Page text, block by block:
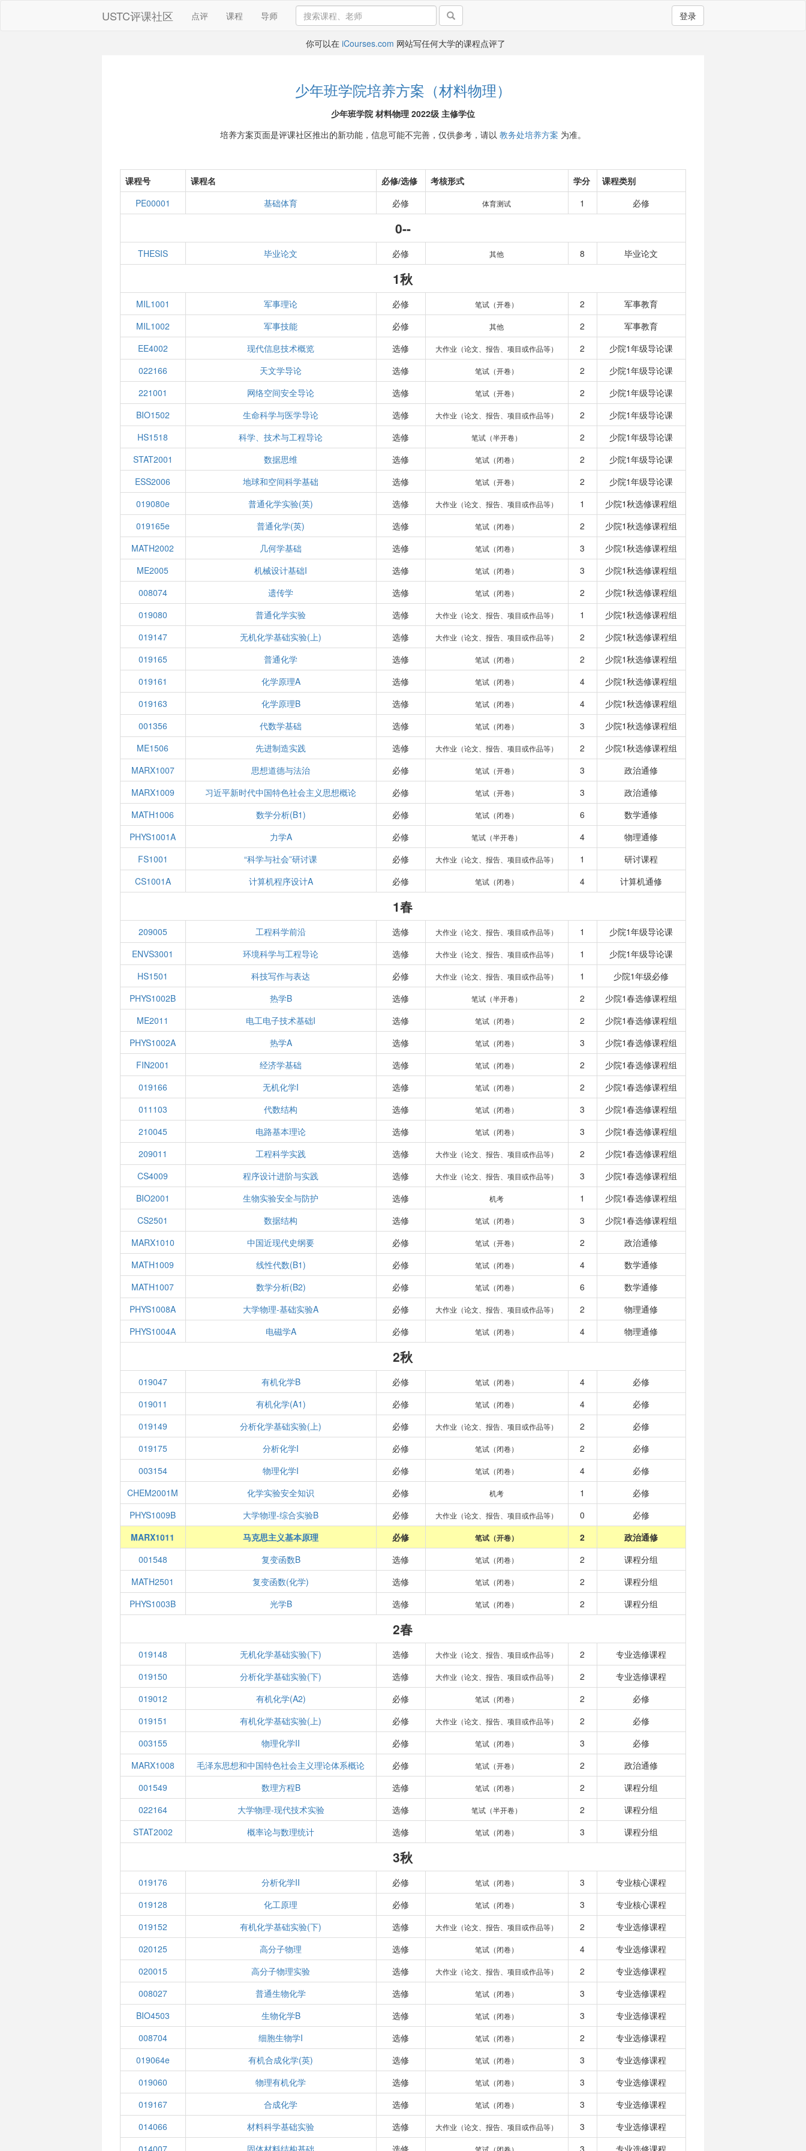
USTC评课社区 点评 课程 导师 登录
你可以在 iCourses.com 网站写任何大学的课程点评了
少年班学院培养方案（材料物理）
少年班学院 材料物理 2022级 主修学位
培养方案页面是评课社区推出的新功能，信息可能不完善，仅供参考，请以 教务处培养方案 为准。
课程号 课程名 必修/选修 考核形式 学分
课程类别
PE00001
基础体育 必修 体育测试 1 必修
0--
THESIS 毕业论文 必修 其他 8 毕业论文
1秋
MIL1001 军事理论 必修 笔试（开卷） 2
军事教育
MIL1002
军事技能 必修 其他 2
军事教育
EE4002
现代信息技术概览 选修 大作业（论文、报告、项目或作品等） 2
少院1年级导论课
022166
天文学导论 选修 笔试（开卷） 2
少院1年级导论课
221001
网络空间安全导论 选修 笔试（开卷） 2
少院1年级导论课
BIO1502
生命科学与医学导论 选修 大作业（论文、报告、项目或作品等） 2
少院1年级导论课
HS1518
科学、技术与工程导论 选修 笔试（半开卷） 2
少院1年级导论课
STAT2001
数据思维 选修 笔试（闭卷） 2
少院1年级导论课
ESS2006
地球和空间科学基础 选修 笔试（开卷） 2
少院1年级导论课
019080e
普通化学实验(英) 选修 大作业（论文、报告、项目或作品等） 1
少院1秋选修课程组
019165e
普通化学(英) 选修 笔试（闭卷） 2
少院1秋选修课程组
MATH2002
几何学基础 选修 笔试（闭卷） 3
少院1秋选修课程组
ME2005
机械设计基础I 选修 笔试（闭卷） 3
少院1秋选修课程组
008074
遗传学 选修 笔试（闭卷） 2
少院1秋选修课程组
019080
普通化学实验 选修 大作业（论文、报告、项目或作品等） 1
少院1秋选修课程组
019147
无机化学基础实验(上) 选修 大作业（论文、报告、项目或作品等） 2
少院1秋选修课程组
019165
普通化学 选修 笔试（闭卷） 2
少院1秋选修课程组
019161
化学原理A 选修 笔试（闭卷） 4
少院1秋选修课程组
019163
化学原理B 选修 笔试（闭卷） 4
少院1秋选修课程组
001356
代数学基础 选修 笔试（闭卷） 3
少院1秋选修课程组
ME1506
先进制造实践 选修 大作业（论文、报告、项目或作品等） 2
少院1秋选修课程组
MARX1007
思想道德与法治 必修 笔试（开卷） 3
政治通修
MARX1009
习近平新时代中国特色社会主义思想概论 必修 笔试（开卷） 3
政治通修
MATH1006
数学分析(B1) 必修 笔试（闭卷） 6
数学通修
PHYS1001A
力学A 必修 笔试（半开卷） 4
物理通修
FS1001
“科学与社会”研讨课 必修 大作业（论文、报告、项目或作品等） 1
研讨课程
CS1001A
计算机程序设计A 必修 笔试（闭卷） 4 计算机通修
1春
209005 工程科学前沿 选修 大作业（论文、报告、项目或作品等） 1
少院1年级导论课
ENVS3001
环境科学与工程导论 选修 大作业（论文、报告、项目或作品等） 1
少院1年级导论课
HS1501
科技写作与表达 必修 大作业（论文、报告、项目或作品等） 1
少院1年级必修
PHYS1002B
热学B 选修 笔试（半开卷） 2
少院1春选修课程组
ME2011
电工电子技术基础I 选修 笔试（闭卷） 2
少院1春选修课程组
PHYS1002A
热学A 选修 笔试（闭卷） 3
少院1春选修课程组
FIN2001
经济学基础 选修 笔试（闭卷） 2
少院1春选修课程组
019166
无机化学I 选修 笔试（闭卷） 2
少院1春选修课程组
011103
代数结构 选修 笔试（闭卷） 3
少院1春选修课程组
210045
电路基本理论 选修 笔试（闭卷） 3
少院1春选修课程组
209011
工程科学实践 选修 大作业（论文、报告、项目或作品等） 2
少院1春选修课程组
CS4009
程序设计进阶与实践 选修 大作业（论文、报告、项目或作品等） 3
少院1春选修课程组
BIO2001
生物实验安全与防护 选修 机考 1
少院1春选修课程组
CS2501
数据结构 选修 笔试（闭卷） 3
少院1春选修课程组
MARX1010
中国近现代史纲要 必修 笔试（开卷） 2
政治通修
MATH1009
线性代数(B1) 必修 笔试（闭卷） 4
数学通修
MATH1007
数学分析(B2) 必修 笔试（闭卷） 6
数学通修
PHYS1008A
大学物理-基础实验A 必修 大作业（论文、报告、项目或作品等） 2
物理通修
PHYS1004A
电磁学A 必修 笔试（闭卷） 4 物理通修
2秋
019047 有机化学B 必修 笔试（闭卷） 4
必修
019011
有机化学(A1) 必修 笔试（闭卷） 4
必修
019149
分析化学基础实验(上) 必修 大作业（论文、报告、项目或作品等） 2
必修
019175
分析化学I 必修 笔试（闭卷） 2
必修
003154
物理化学I 必修 笔试（闭卷） 4
必修
CHEM2001M
化学实验安全知识 必修 机考 1
必修
PHYS1009B
大学物理-综合实验B 必修 大作业（论文、报告、项目或作品等） 0
必修
MARX1011
马克思主义基本原理 必修 笔试（开卷） 2
政治通修
001548
复变函数B 选修 笔试（闭卷） 2
课程分组
MATH2501
复变函数(化学) 选修 笔试（闭卷） 2
课程分组
PHYS1003B
光学B 选修 笔试（闭卷） 2 课程分组
2春
019148 无机化学基础实验(下) 选修 大作业（论文、报告、项目或作品等） 2
专业选修课程
019150
分析化学基础实验(下) 选修 大作业（论文、报告、项目或作品等） 2
专业选修课程
019012
有机化学(A2) 必修 笔试（闭卷） 2
必修
019151
有机化学基础实验(上) 必修 大作业（论文、报告、项目或作品等） 2
必修
003155
物理化学II 必修 笔试（闭卷） 3
必修
MARX1008
毛泽东思想和中国特色社会主义理论体系概论 必修 笔试（开卷） 2
政治通修
001549
数理方程B 选修 笔试（闭卷） 2
课程分组
022164
大学物理-现代技术实验 选修 笔试（半开卷） 2
课程分组
STAT2002
概率论与数理统计 选修 笔试（闭卷） 3 课程分组
3秋
019176 分析化学II 必修 笔试（闭卷） 3
专业核心课程
019128
化工原理 必修 笔试（闭卷） 3
专业核心课程
019152
有机化学基础实验(下) 选修 大作业（论文、报告、项目或作品等） 2
专业选修课程
020125
高分子物理 选修 笔试（闭卷） 4
专业选修课程
020015
高分子物理实验 选修 大作业（论文、报告、项目或作品等） 2
专业选修课程
008027
普通生物化学 选修 笔试（闭卷） 3
专业选修课程
BIO4503
生物化学B 选修 笔试（闭卷） 3
专业选修课程
008704
细胞生物学I 选修 笔试（闭卷） 2
专业选修课程
019064e
有机合成化学(英) 选修 笔试（闭卷） 3
专业选修课程
019060
物理有机化学 选修 笔试（闭卷） 3
专业选修课程
019167
合成化学 选修 笔试（闭卷） 3
专业选修课程
014066
材料科学基础实验 选修 大作业（论文、报告、项目或作品等） 3
专业选修课程
014007
固体材料结构基础 选修 笔试（闭卷） 3 专业选修课程